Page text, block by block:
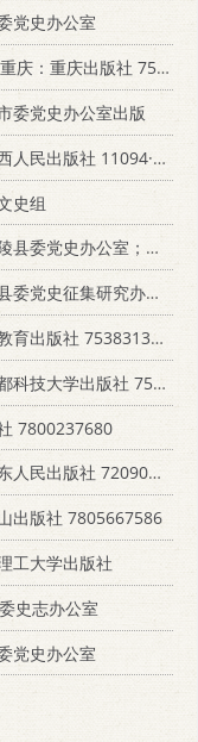
党史办公室
：重庆出版社 7536602081
委党史办公室出版
民出版社 11094·43
史组
史办公室；茶陵县民政局
党史征集研究办公室
出版社 7538313672
大学出版社 7561613423
7800237680
民出版社 7209000461
出版社 7805667586
工大学出版社
史志办公室
党史办公室